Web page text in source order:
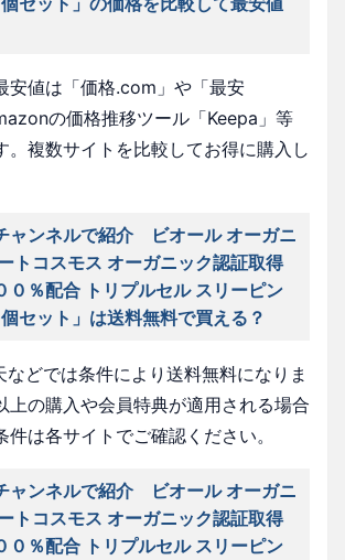
安値は「価格.com」や「最安
の価格推移ツール「Keepa」等
。複数サイトを比較してお得に購入し
ャンネルで紹介 ビオール オーガニ
トコスモス オーガニック認証取得
０％配合 トリプルセル スリーピン
セット」は送料無料で買える？
どでは条件により送料無料になりま
上の購入や会員特典が適用される場合
件は各サイトでご確認ください。
ャンネルで紹介 ビオール オーガニ
トコスモス オーガニック認証取得
０％配合 トリプルセル スリーピン